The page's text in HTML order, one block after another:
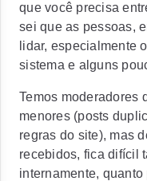
que você precisa
sei que as pessoas,
lidar, especialmente
sistema e alguns
Temos moderadores
menores (posts
regras do site), mas
recebidos, fica difícil
internamente,